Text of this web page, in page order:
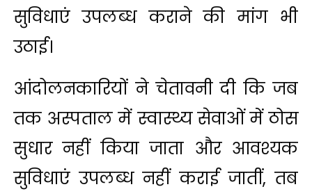
सुविधाएं उपलब्ध कराने की मांग भी
उठाई।
आंदोलनकारियों ने चेतावनी दी कि जब
तक अस्पताल में स्वास्थ्य सेवाओं में ठोस
सुधार नहीं किया जाता और आवश्यक
सुविधाएं उपलब्ध नहीं कराई जातीं, तब